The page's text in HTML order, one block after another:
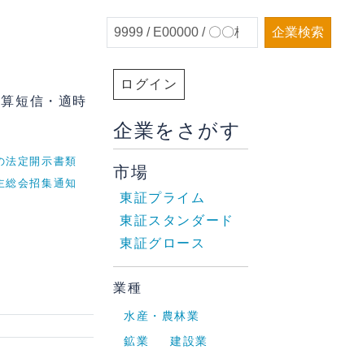
企業検索
短信・適時
法定開示書類
総会招集通知
ログイン
企業をさがす
市場
東証プライム
東証スタンダード
東証グロース
業種
水産・農林業
鉱業
建設業